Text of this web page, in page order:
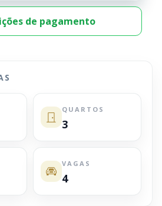
de pagamento
QUARTOS
3
VAGAS
4